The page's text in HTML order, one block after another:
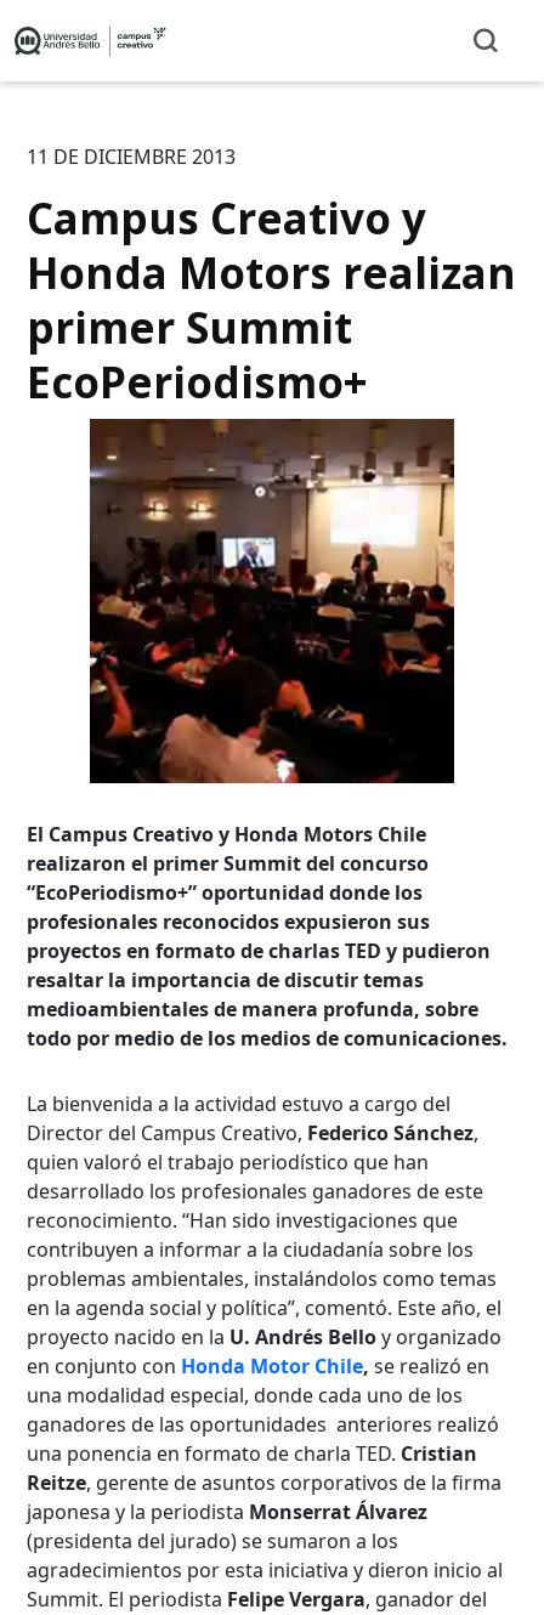
11 DE DICIEMBRE 2013
Campus Creativo y
Honda Motors realizan
primer Summit
EcoPeriodismo+
El Campus Creativo y Honda Motors Chile
realizaron el primer Summit del concurso
“EcoPeriodismo+” oportunidad donde los
profesionales reconocidos expusieron sus
proyectos en formato de charlas TED y pudieron
resaltar la importancia de discutir temas
medioambientales de manera profunda, sobre
todo por medio de los medios de comunicaciones.
La bienvenida a la actividad estuvo a cargo del
Director del Campus Creativo, Federico Sánchez,
quien valoró el trabajo periodístico que han
desarrollado los profesionales ganadores de este
reconocimiento. “Han sido investigaciones que
contribuyen a informar a la ciudadanía sobre los
problemas ambientales, instalándolos como temas
en la agenda social y política”, comentó. Este año, el
proyecto nacido en la U. Andrés Belloy organizado
en conjunto con Honda Motor Chile, se realizó en
una modalidad especial, donde cada uno de los
ganadores de las oportunidades anteriores realizó
una ponencia en formato de charla TED. Cristian
Reitze, gerente de asuntos corporativos de la firma
japonesa y la periodista Monserrat Álvarez
(presidenta del jurado) se sumaron a los
agradecimientos por esta iniciativa y dieron inicio al
Summit. El periodista Felipe Vergara, ganador del